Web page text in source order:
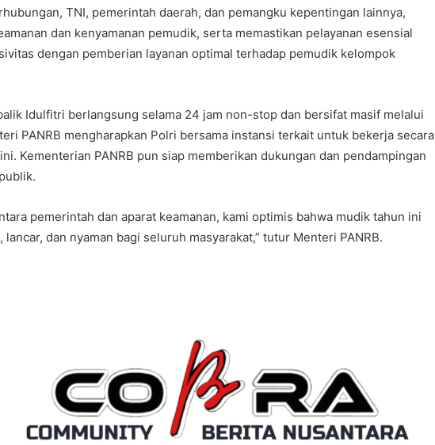
TNI, pemerintah daerah, dan pemangku kepentingan lainnya,
dan kenyamanan pemudik, serta memastikan pelayanan esensial
dengan pemberian layanan optimal terhadap pemudik kelompok
Idulfitri berlangsung selama 24 jam non-stop dan bersifat masif melalui
PANRB mengharapkan Polri bersama instansi terkait untuk bekerja secara
Kementerian PANRB pun siap memberikan dukungan dan pendampingan
pemerintah dan aparat keamanan, kami optimis bahwa mudik tahun ini
dan nyaman bagi seluruh masyarakat,” tutur Menteri PANRB.